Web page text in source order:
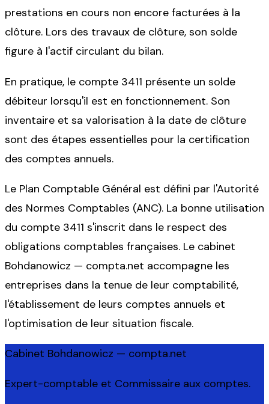
prestations en cours non encore facturées à la
clôture. Lors des travaux de clôture, son solde
figure à l'actif circulant du bilan.
En pratique, le compte 3411 présente un solde
débiteur lorsqu'il est en fonctionnement. Son
inventaire et sa valorisation à la date de clôture
sont des étapes essentielles pour la certification
des comptes annuels.
Le Plan Comptable Général est défini par l'Autorité
des Normes Comptables (ANC). La bonne utilisation
du compte 3411 s'inscrit dans le respect des
obligations comptables françaises. Le cabinet
Bohdanowicz — compta.net accompagne les
entreprises dans la tenue de leur comptabilité,
l'établissement de leurs comptes annuels et
l'optimisation de leur situation fiscale.
Cabinet Bohdanowicz — compta.net
Expert-comptable et Commissaire aux comptes.